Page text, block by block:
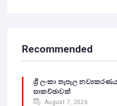
Recommended
ශ්‍රී ලංකා තැපෑල
සාකච්ඡාවක්
August 7, 2026